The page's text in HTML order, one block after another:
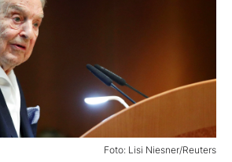
Foto: Lisi Niesner/Reuters